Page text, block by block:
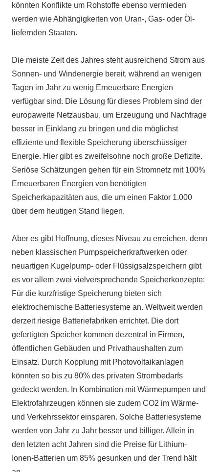
könnten Konflikte um Rohstoffe ebenso vermieden
werden wie Abhängigkeiten von Uran-, Gas- oder Öl-
liefernden Staaten.
Die meiste Zeit des Jahres steht ausreichend Strom aus
Sonnen- und Windenergie bereit, während an wenigen
Tagen im Jahr zu wenig Erneuerbare Energien
verfügbar sind. Die Lösung für dieses Problem sind der
europaweite Netzausbau, um Erzeugung und Nachfrage
besser in Einklang zu bringen und die möglichst
effiziente und flexible Speicherung überschüssiger
Energie. Hier gibt es zweifelsohne noch große Defizite.
Seriöse Schätzungen gehen für ein Stromnetz mit 100%
Erneuerbaren Energien von benötigten
Speicherkapazitäten aus, die um einen Faktor 1.000
über dem heutigen Stand liegen.
Aber es gibt Hoffnung, dieses Niveau zu erreichen, denn
neben klassischen Pumpspeicherkraftwerken oder
neuartigen Kugelpump- oder Flüssigsalzspeichern gibt
es vor allem zwei vielversprechende Speicherkonzepte:
Für die kurzfristige Speicherung bieten sich
elektrochemische Batteriesysteme an. Weltweit werden
derzeit riesige Batteriefabriken errichtet. Die dort
gefertigten Speicher kommen dezentral in Firmen,
öffentlichen Gebäuden und Privathaushalten zum
Einsatz. Durch Kopplung mit Photovoltaikanlagen
könnten so bis zu 80% des privaten Strombedarfs
gedeckt werden. In Kombination mit Wärmepumpen und
Elektrofahrzeugen können sie zudem CO2 im Wärme-
und Verkehrssektor einsparen. Solche Batteriesysteme
werden von Jahr zu Jahr besser und billiger. Allein in
den letzten acht Jahren sind die Preise für Lithium-
Ionen-Batterien um 85% gesunken und der Trend hält